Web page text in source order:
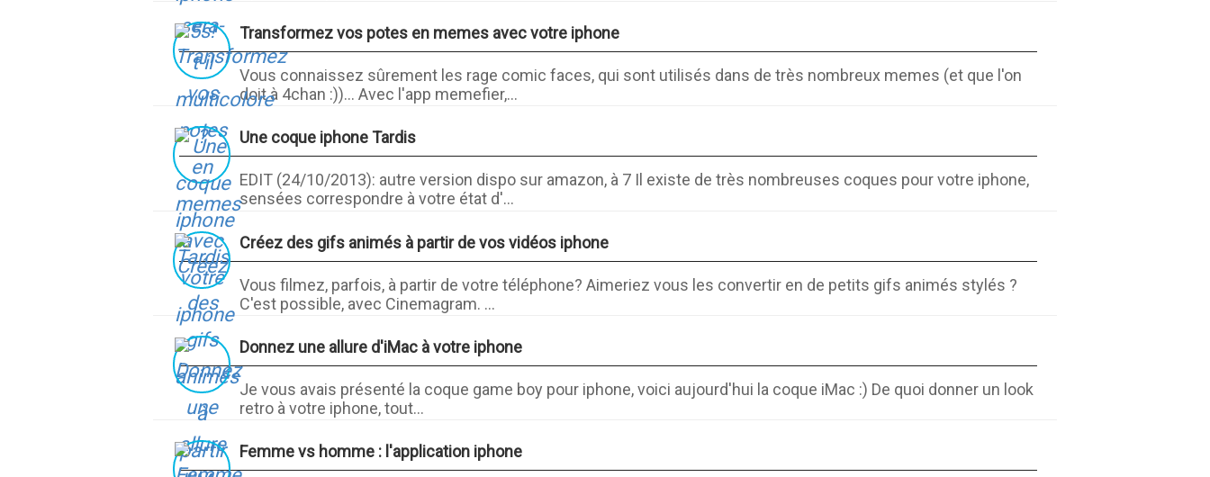
Transformez vos potes en memes avec votre iphone
Vous connaissez sûrement les rage comic faces, qui sont utilisés dans de très nombreux memes (et que l'on
doit à 4chan :))... Avec l'app memefier,...
Une coque iphone Tardis
EDIT (24/10/2013): autre version dispo sur amazon, à 7 Il existe de très nombreuses coques pour votre iphone,
sensées correspondre à votre état d'...
Créez des gifs animés à partir de vos vidéos iphone
Vous filmez, parfois, à partir de votre téléphone? Aimeriez vous les convertir en de petits gifs animés stylés ?
C'est possible, avec Cinemagram. ...
Donnez une allure d'iMac à votre iphone
Je vous avais présenté la coque game boy pour iphone, voici aujourd'hui la coque iMac :) De quoi donner un look
retro à votre iphone, tout...
Femme vs homme : l'application iphone